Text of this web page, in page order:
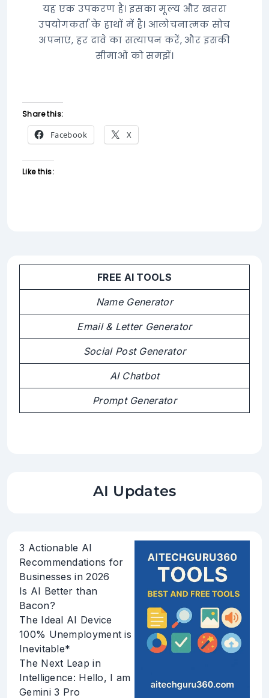
यह एक उपकरण है। इसका मूल्य और खतरा
उपयोगकर्ता के हाथों में है। आलोचनात्मक सोच
अपनाएं, हर दावे का सत्यापन करें, और इसकी
सीमाओं को समझें।
Share this:
Facebook X
Like this:
FREE AI TOOLS
Name Generator
Email & Letter Generator
Social Post Generator
AI Chatbot
Prompt Generator
AI Updates
3 Actionable AI
Recommendations for
Businesses in 2026
Is AI Better than
Bacon?
The Ideal AI Device
100% Unemployment is
Inevitable*
The Next Leap in
Intelligence: Hello, I am
Gemini 3 Pro